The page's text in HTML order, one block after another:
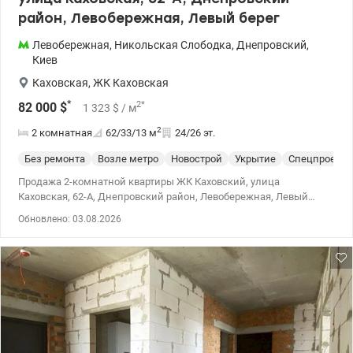
район, Левобережная, Левый берег
Левобережная, Никольская Слободка, Днепровский,
Киев
Каховская, ЖК Каховская
82 000 $* 1 323 $ / м2*
2 комнатная 62/33/13 м2 24/26 эт.
Без ремонта Возле метро Новострой Укрытие
Спецпроект
Продажа 2-комнатной квартиры ЖК Каховский, улица
Каховская, 62-А, Днепровский район, Левобережная, Левый
односторонняя с удобной планировкой: • две отдельные
комнаты • кухня с выходом на балкон • просторная прихожая •
санузел раздельный с ванной. Вместительный подземный
паркинг и гостевые стоянки, укрытия; есть генератор на лифты и
водоснабжение. Отопление центральное. Удобное
расположение: в центр Киева — 15 минут на авто. Пешком в м.
Левобережная — 15 мин, м. Дарница — 20 мин, м. Крещатик — 30
Обновлено: 03.08.2026